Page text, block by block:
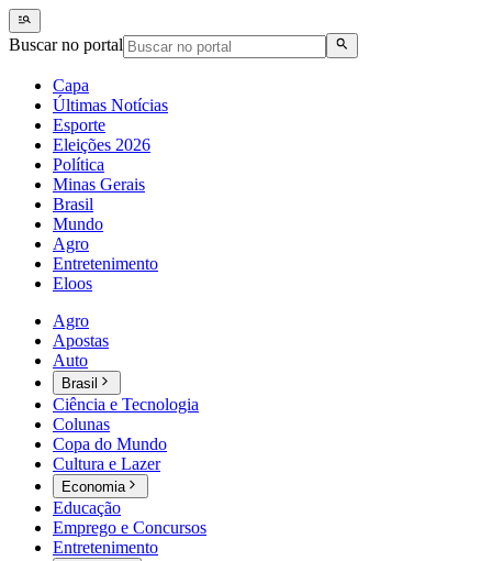
Buscar no portal
Capa
Últimas Notícias
Esporte
Eleições 2026
Política
Minas Gerais
Brasil
Mundo
Agro
Entretenimento
Eloos
Agro
Apostas
Auto
Brasil
Ciência e Tecnologia
Colunas
Copa do Mundo
Cultura e Lazer
Economia
Educação
Emprego e Concursos
Entretenimento